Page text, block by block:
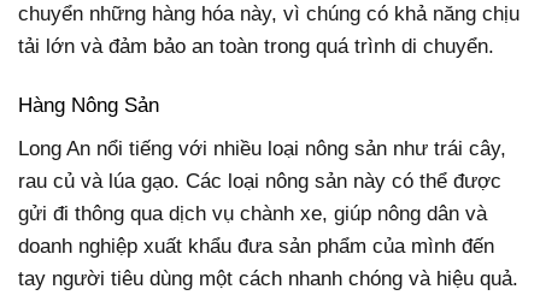
chuyển những hàng hóa này, vì chúng có khả năng chịu
tải lớn và đảm bảo an toàn trong quá trình di chuyển.
Hàng Nông Sản
Long An nổi tiếng với nhiều loại nông sản như trái cây,
rau củ và lúa gạo. Các loại nông sản này có thể được
gửi đi thông qua dịch vụ chành xe, giúp nông dân và
doanh nghiệp xuất khẩu đưa sản phẩm của mình đến
tay người tiêu dùng một cách nhanh chóng và hiệu quả.